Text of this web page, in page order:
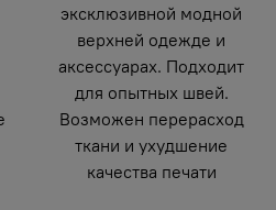
эксклюзивной модной
верхней одежде и
аксессуарах. Подходит
для опытных швей.
Возможен перерасход
ткани и ухудшение
качества печати